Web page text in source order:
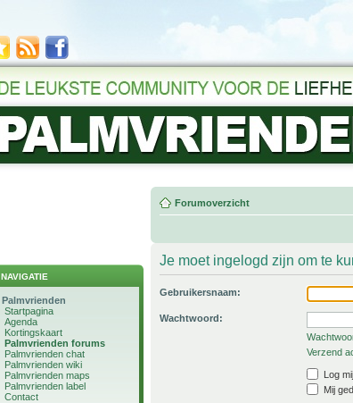
NAVIGATIE
Palmvrienden
Startpagina
Agenda
Kortingskaart
Palmvrienden forums
Palmvrienden chat
Palmvrienden wiki
Palmvrienden maps
Palmvrienden label
Contact
Forumoverzicht
Je moet ingelogd zijn om te
Gebruikersnaam:
Wachtwoord:
Verzend
Log
Mij